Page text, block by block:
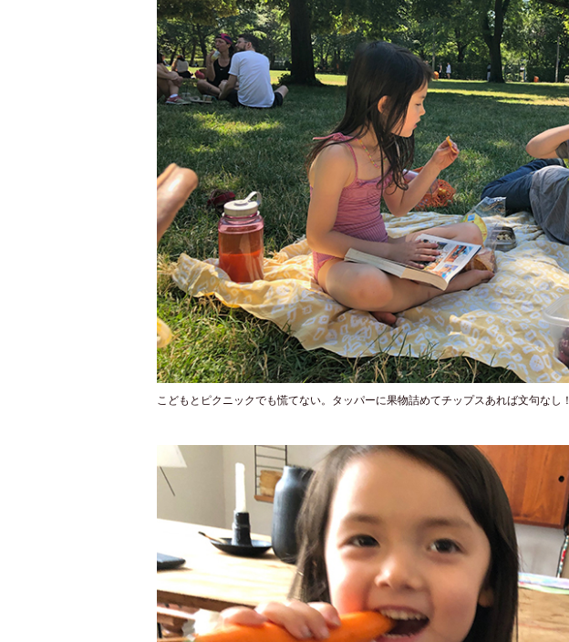
こどもとピクニックでも慌てない。タッパーに果物詰めてチップスあれば文句なし！